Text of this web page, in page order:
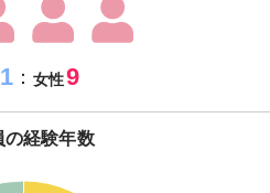
1：女性9
の経験年数